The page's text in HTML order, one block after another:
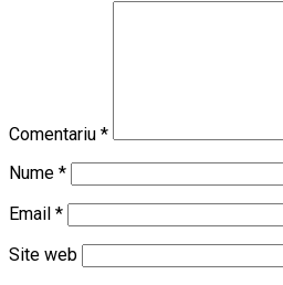
Comentariu *
Nume *
Email *
Site web